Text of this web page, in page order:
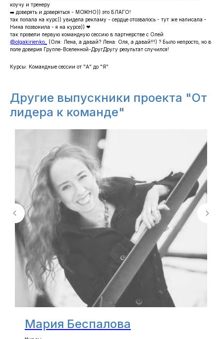
коучу и тренеру
➡️ доверять и доверяться - МОЖНО)) это БЛАГО!
так попала на курс)) увидела рекламу - сердце отозвалось - тут же написала -
Нина позвонила - я на курсе)) ❤
так провели первую командную сессию в партнерстве с Олей
@olgakirienko_
(Оля: Лена, а давай? Лена: Оля, а давай!!!) ? Было непросто, но в
поле доверия Группе-Вселенной-ДругДругу результат случился!
Курсы: ​Командные сессии от "А" до "Я"
Другие выпускники проекта "От
лидера к команде"
Мария Беспалова